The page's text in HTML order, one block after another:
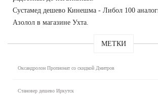
Сустамед дешево Кинешма - Либол 100
Азолол в магазине Ухта.
МЕТКИ
Оксандролон Пропионат со скидкой Дмитров
Становер дешево Иркутск